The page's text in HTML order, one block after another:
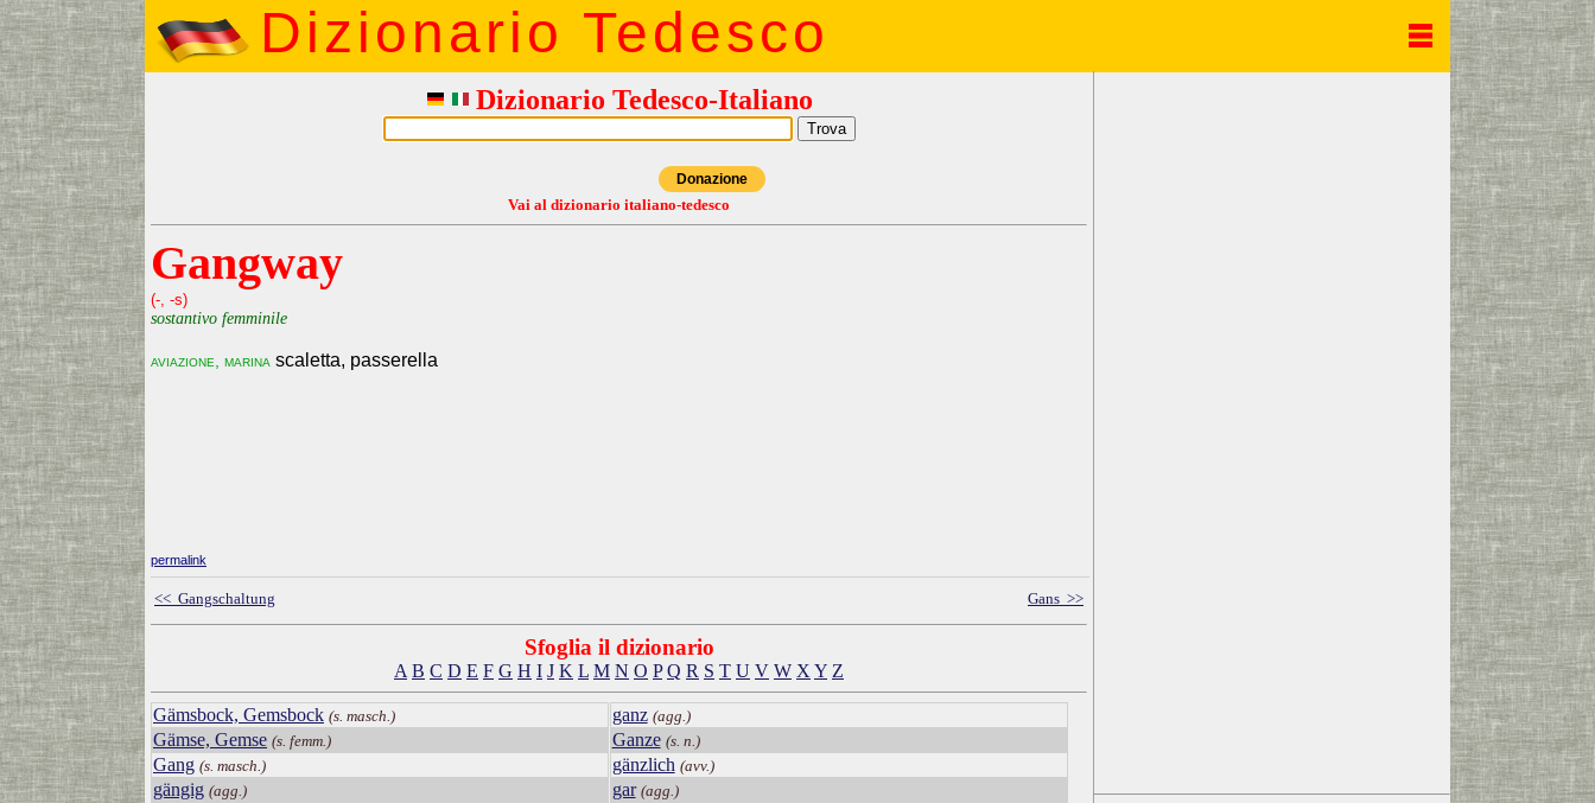
Dizionario Tedesco
Dizionario Tedesco-Italiano
Donazione
Vai al dizionario italiano-tedesco
Gangway
(-, -s)
sostantivo femminile
aviazione, marina scaletta, passerella
permalink
<< Gangschaltung Gans >>
Sfoglia il dizionario
A B C D E F G H I J K L M N O P Q R S T U V W X Y Z
Gämsbock, Gemsbock (s. masch.)
Gämse, Gemse (s. femm.)
Gang (s. masch.)
gängig (agg.)
ganz (agg.)
Ganze (s. n.)
gänzlich (avv.)
gar (agg.)